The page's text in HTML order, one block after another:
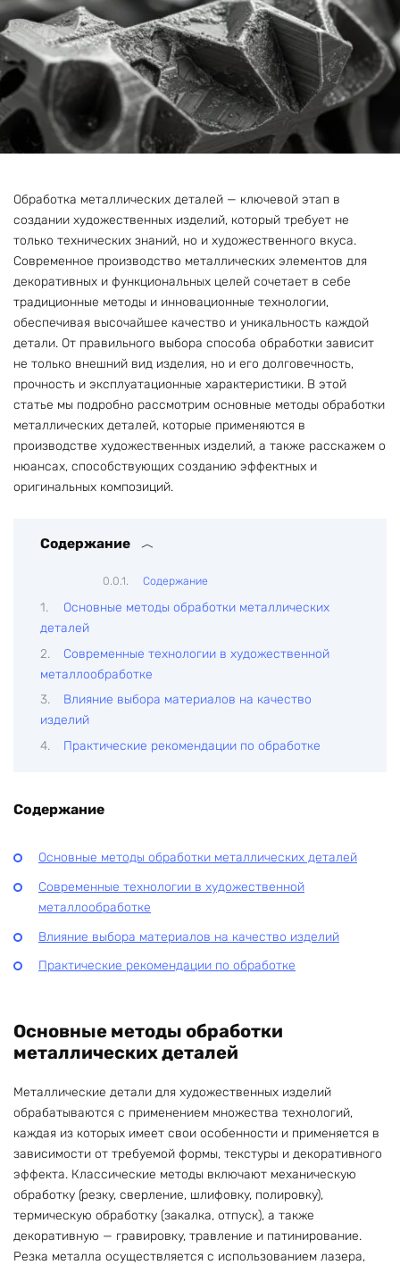
Обработка металлических деталей — ключевой этап в
создании художественных изделий, который требует не
только технических знаний, но и художественного вкуса.
Современное производство металлических элементов для
декоративных и функциональных целей сочетает в себе
традиционные методы и инновационные технологии,
обеспечивая высочайшее качество и уникальность каждой
детали. От правильного выбора способа обработки зависит
не только внешний вид изделия, но и его долговечность,
прочность и эксплуатационные характеристики. В этой
статье мы подробно рассмотрим основные методы обработки
металлических деталей, которые применяются в
производстве художественных изделий, а также расскажем о
нюансах, способствующих созданию эффектных и
оригинальных композиций.
Содержание
Содержание
Основные методы обработки металлических
деталей
Современные технологии в художественной
металлообработке
Влияние выбора материалов на качество
изделий
Практические рекомендации по обработке
Содержание
Основные методы обработки металлических деталей
Современные технологии в художественной
металлообработке
Влияние выбора материалов на качество изделий
Практические рекомендации по обработке
Основные методы обработки
металлических деталей
Металлические детали для художественных изделий
обрабатываются с применением множества технологий,
каждая из которых имеет свои особенности и применяется в
зависимости от требуемой формы, текстуры и декоративного
эффекта. Классические методы включают механическую
обработку (резку, сверление, шлифовку, полировку),
термическую обработку (закалка, отпуск), а также
декоративную — гравировку, травление и патинирование.
Резка металла осуществляется с использованием лазера,